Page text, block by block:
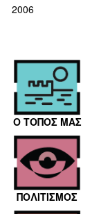
2006
Ο ΤΟΠΟΣ ΜΑΣ
ΠΟΛΙΤΙΣΜΟΣ